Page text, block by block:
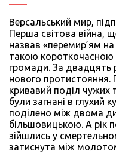
Версальський мир,
Перша світова війна,
назвав «перемир’ям
такою короткочасною
громади. За двадцять
нового протистояння.
кривавий поділ чужих
були загнані в глухий
поділено між двома
більшовицькою. А рік
зійшлись у
затиснута між